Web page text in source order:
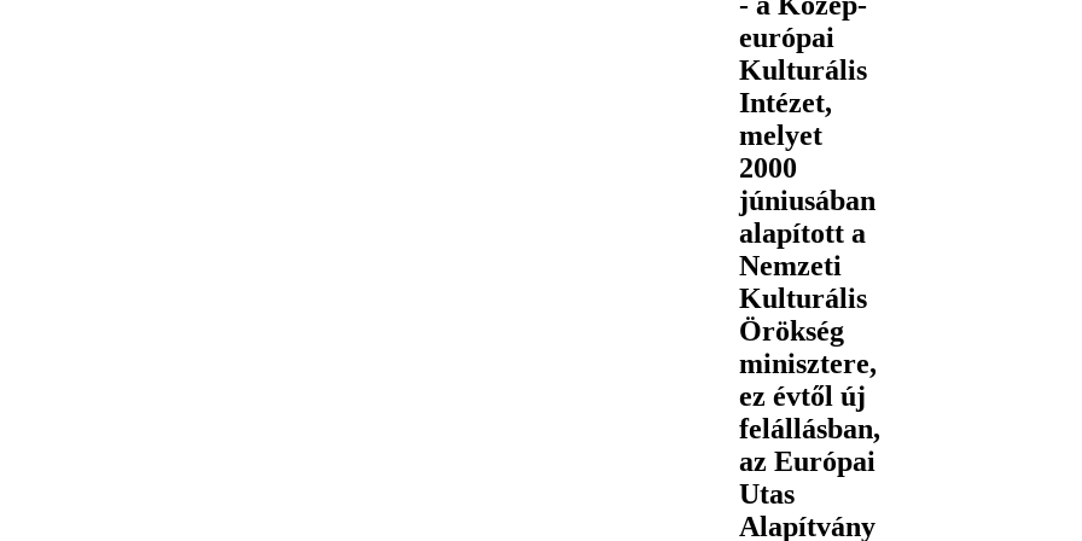
európai
Kulturális
Intézet,
melyet
2000
júniusában
alapított a
Nemzeti
Kulturális
Örökség
minisztere,
ez évtől új
felállásban,
az Európai
Utas
Alapítvány